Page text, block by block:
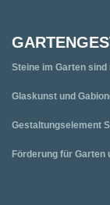
Steine im Garten
Glaskunst und
Gestaltungselement
Förderung für Garten